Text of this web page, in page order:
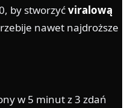
by stworzyćviralową
nawet najdroższe
w 5 minut z 3 zdań